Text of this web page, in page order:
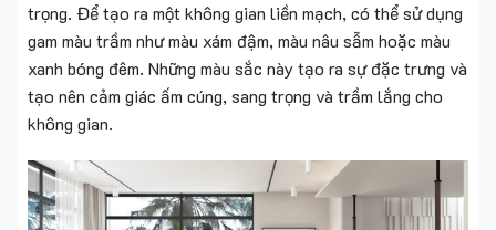
trọng. Để tạo ra một không gian liền mạch, có thể sử dụng
gam màu trầm như màu xám đậm, màu nâu sẫm hoặc màu
xanh bóng đêm. Những màu sắc này tạo ra sự đặc trưng và
tạo nên cảm giác ấm cúng, sang trọng và trầm lắng cho
không gian.